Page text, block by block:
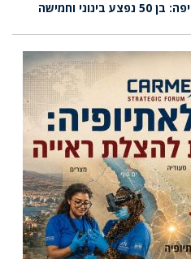
תאונה קשה ברחוב הגיבורים בחיפה: בן 50 נפצע בינוני וחמישה